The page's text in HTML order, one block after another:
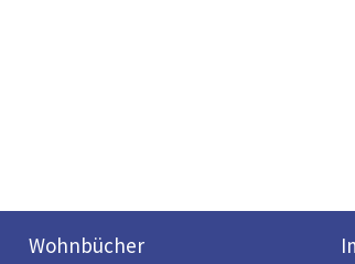
Wohnbücher